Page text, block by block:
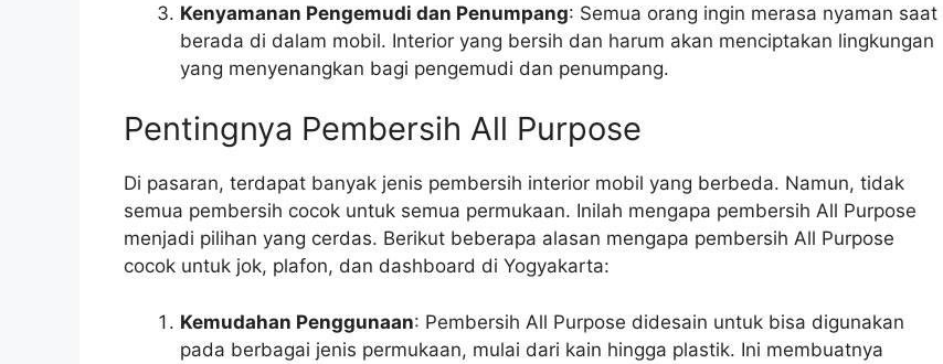
Kenyamanan Pengemudi dan Penumpang: Semua orang ingin merasa nyaman saat
berada di dalam mobil. Interior yang bersih dan harum akan menciptakan lingkungan
yang menyenangkan bagi pengemudi dan penumpang.
Pentingnya Pembersih All Purpose
Di pasaran, terdapat banyak jenis pembersih interior mobil yang berbeda. Namun, tidak
semua pembersih cocok untuk semua permukaan. Inilah mengapa pembersih All Purpose
menjadi pilihan yang cerdas. Berikut beberapa alasan mengapa pembersih All Purpose
cocok untuk jok, plafon, dan dashboard di Yogyakarta:
Kemudahan Penggunaan: Pembersih All Purpose didesain untuk bisa digunakan
pada berbagai jenis permukaan, mulai dari kain hingga plastik. Ini membuatnya